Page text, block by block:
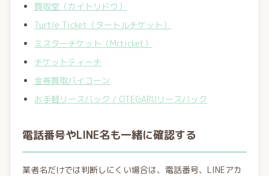
買取堂（カイトリドウ）
Turtle Ticket（タートルチケット）
ミスターチケット（Mr.ticket）
チケットティーチ
金券買取バイコーン
お手軽リースバック / OTEGARUリースバック
電話番号やLINE名も一緒に確認する
業者名だけでは判断しにくい場合は、電話番号、LINEアカ